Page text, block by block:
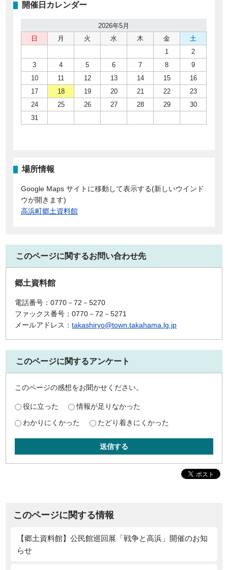
開催日カレンダー
2026年5月
日
月 火 水 木 金
土
1
2
3
4 5 6 7 8
9
10
11 12 13 14 15
16
17
18 19 20 21 22
23
24
25 26 27 28 29
30
31
場所情報
Google Maps サイトに移動して表示する(新しいウインド
ウが開きます)
高浜町郷土資料館
このページに関するお問い合わせ先
郷土資料館
電話番号：0770－72－5270
ファックス番号：0770－72－5271
メールアドレス：takashiryo@town.takahama.lg.jp
このページに関するアンケート
このページの感想をお聞かせください。
役に立った
情報が足りなかった
わかりにくかった
たどり着きにくかった
送信する
このページに関する情報
【郷土資料館】公民館巡回展「戦争と高浜」開催のお知
らせ